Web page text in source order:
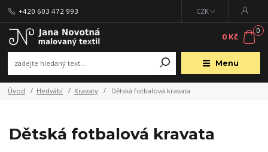
Menu
CZK
+420 603 472 993
0
0 Kč
Úvod Hedvábí Kravaty Dětská fotbalová kravata
Dětská fotbalová kravata